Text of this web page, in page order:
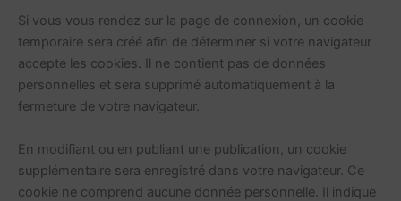
Si vous vous rendez sur la page de connexion, un cookie
temporaire sera créé afin de déterminer si votre navigateur
accepte les cookies. Il ne contient pas de données
personnelles et sera supprimé automatiquement à la
fermeture de votre navigateur.
En modifiant ou en publiant une publication, un cookie
supplémentaire sera enregistré dans votre navigateur. Ce
cookie ne comprend aucune donnée personnelle. Il indique